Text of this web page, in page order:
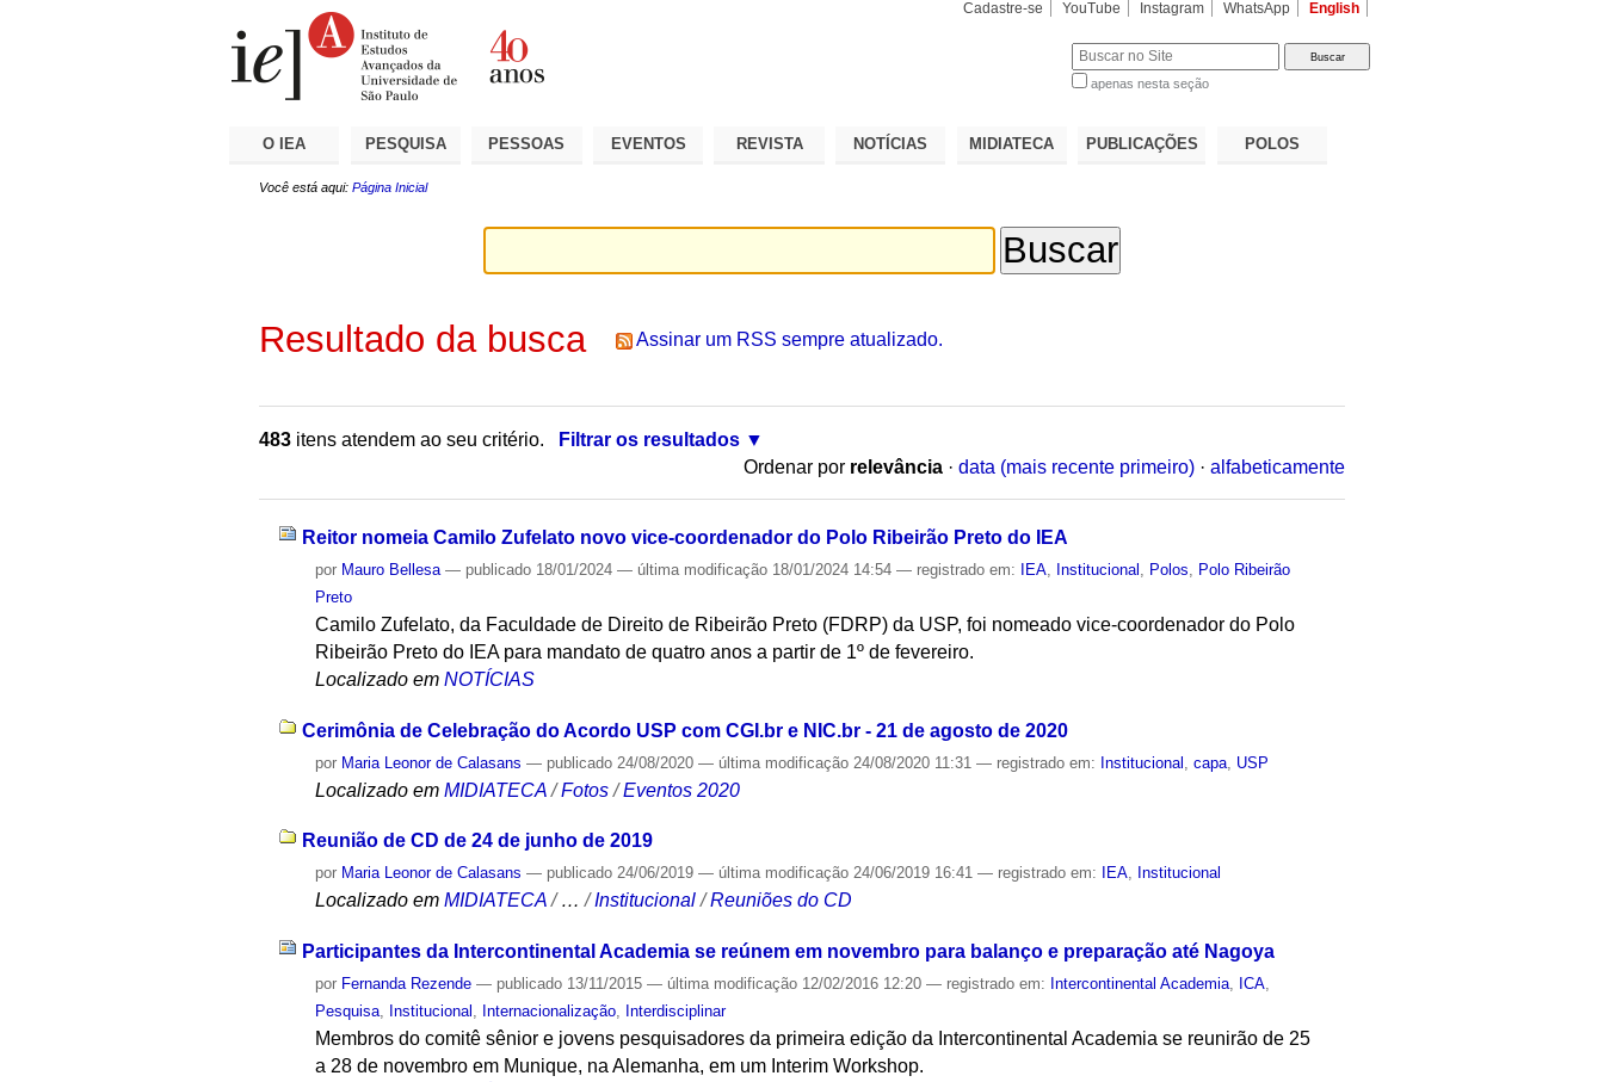
Cadastre-se YouTube Instagram WhatsApp English
apenas nesta seção
O IEA PESQUISA PESSOAS EVENTOS REVISTA NOTÍCIAS MIDIATECA PUBLICAÇÕES POLOS
Você está aqui: Página Inicial
Resultado da busca Assinar um RSS sempre atualizado.
483 itens atendem ao seu critério.
Filtrar os resultados
Ordenar por relevância · data (mais recente primeiro) · alfabeticamente
Reitor nomeia Camilo Zufelato novo vice-coordenador do Polo Ribeirão Preto do IEA
por Mauro Bellesa — publicado 18/01/2024— última modificação 18/01/2024 14:54— registrado em: IEA Institucional Polos
Polo Ribeirão
Preto
Camilo Zufelato, da Faculdade de Direito de Ribeirão Preto (FDRP) da USP, foi nomeado vice-coordenador do Polo
Ribeirão Preto do IEA para mandato de quatro anos a partir de 1º de fevereiro.
Localizado em NOTÍCIAS
Cerimônia de Celebração do Acordo USP com CGI.br e NIC.br - 21 de agosto de 2020
por Maria Leonor de Calasans — publicado 24/08/2020— última modificação 24/08/2020 11:31— registrado em: Institucional ,capa USP
Localizado em MIDIATECA /Fotos /Eventos 2020
Reunião de CD de 24 de junho de 2019
por Maria Leonor de Calasans — publicado 24/06/2019— última modificação 24/06/2019 16:41— registrado em: IEA, Institucional
Localizado em MIDIATECA /…/Institucional /Reuniões do CD
Participantes da Intercontinental Academia se reúnem em novembro para balanço e preparação até Nagoya
por Fernanda Rezende — publicado 13/11/2015— última modificação 12/02/2016 12:20— registrado em: Intercontinental Academia, ICA,
Pesquisa, Institucional , Internacionalização, Interdisciplinar
Membros do comitê sênior e jovens pesquisadores da primeira edição da Intercontinental Academia se reunirão de 25
a 28 de novembro em Munique, na Alemanha, em um Interim Workshop.